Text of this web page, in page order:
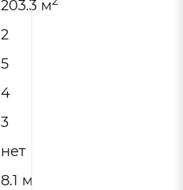
203.3 м
2
5
4
3
нет
8.1 м